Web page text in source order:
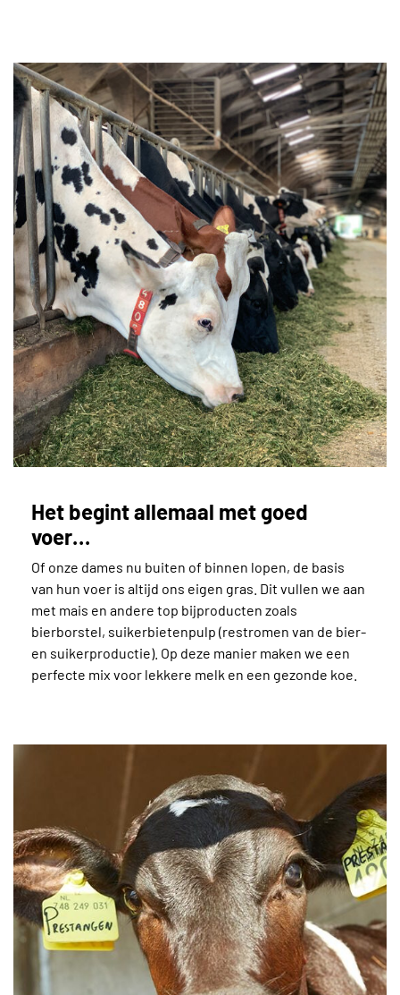
Het begint allemaal met goed
voer…
Of onze dames nu buiten of binnen lopen, de basis
van hun voer is altijd ons eigen gras. Dit vullen we aan
met mais en andere top bijproducten zoals
bierborstel, suikerbietenpulp (restromen van de bier-
en suikerproductie). Op deze manier maken we een
perfecte mix voor lekkere melk en een gezonde koe.